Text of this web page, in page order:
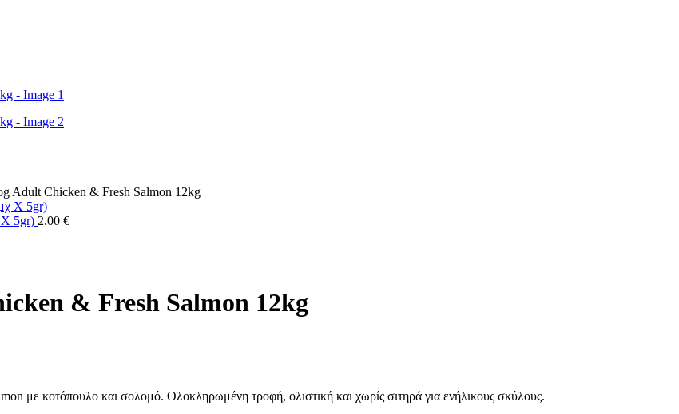
Adult Chicken & Fresh Salmon 12kg
X 5gr) 2.00 €
& Fresh Salmon 12kg
κοτόπουλο και σολομό. Ολοκληρωμένη τροφή, ολιστική και χωρίς σιτηρά για ενήλικους σκύλους.